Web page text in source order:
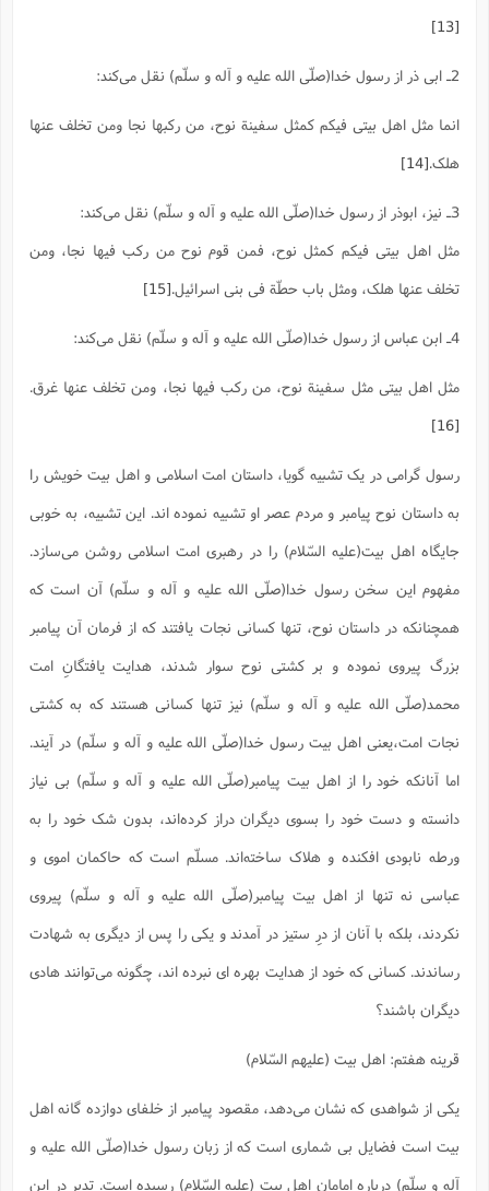
2ـ ابی ذر از رسول خدا(صلّی الله علیه و آله و سلّم) نقل می‌کند:
انما مثل اهل بیتی فیکم کمثل سفینة نوح، من رکبها نجا ومن تخلف عنها
هلک.[14]
3ـ نیز، ابوذر از رسول خدا(صلّی الله علیه و آله و سلّم) نقل می‌کند:
مثل اهل بیتی فیکم کمثل نوح، فمن قوم نوح من رکب فیها نجا، ومن
تخلف عنها هلک، ومثل باب حطّة فی بنی اسرائیل. [15]
4ـ ابن عباس از رسول خدا(صلّی الله علیه و آله و سلّم) نقل می‌کند:
مثل اهل بیتی مثل سفینة نوح، من رکب فیها نجا، ومن تخلف عنها غرق.
رسول گرامی در یک تشبیه گویا، داستان امت اسلامی و اهل بیت خویش را
به داستان نوح پیامبر و مردم عصر او تشبیه نموده اند. این تشبیه، به خوبی
جایگاه اهل بیت(علیه السّلام) را در رهبری امت اسلامی روشن می‌سازد.
مفهوم این سخن رسول خدا(صلّی الله علیه و آله و سلّم) آن است که
همچنانکه در داستان نوح، تنها کسانی نجات یافتند که از فرمان آن پیامبر
بزرگ پیروی نموده و بر کشتی نوح سوار شدند، هدایت یافتگانِ امت
محمد(صلّی الله علیه و آله و سلّم) نیز تنها کسانی هستند که به کشتی
نجات امت،یعنی اهل بیت رسول خدا(صلّی الله علیه و آله و سلّم) در آیند.
اما آنانکه خود را از اهل بیت پیامبر(صلّی الله علیه و آله و سلّم) بی نیاز
دانسته و دست خود را بسوی دیگران دراز کرده‌اند، بدون شک خود را به
ورطه نابودی افکنده و هلاک ساخته‌اند. مسلّم است که حاکمان اموی و
عباسی نه تنها از اهل بیت پیامبر(صلّی الله علیه و آله و سلّم) پیروی
نکردند، بلکه با آنان از درِ ستیز در آمدند و یکی را پس از دیگری به شهادت
رساندند. کسانی که خود از هدایت بهره ای نبرده اند، چگونه می‌توانند هادی
دیگران باشند؟
قرینه هفتم: اهل بیت (علیهم السّلام)
یکی از شواهدی که نشان می‌دهد، مقصود پیامبر از خلفای دوازده گانه اهل
بیت است فضایل بی شماری است که از زبان رسول خدا(صلّی الله علیه و
آله و سلّم) درباره امامان اهل بیت (علیه السّلام) رسیده است. تدبر در این